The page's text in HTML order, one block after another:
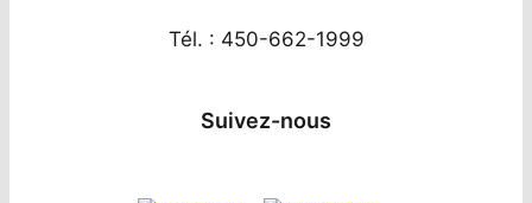
Tél. : 450-662-1999
Suivez-nous